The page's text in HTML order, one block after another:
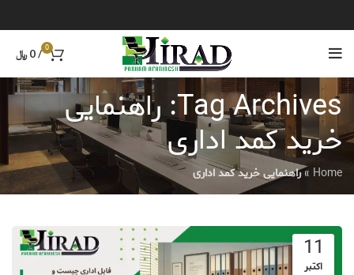
0
/
0 ﷼
Tag Archives: راهنمایی
خرید کمد اداری
Home
»راهنمایی خرید کمد اداری
11
اکتبر